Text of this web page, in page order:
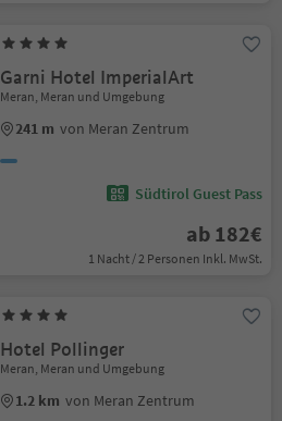
Garni Hotel ImperialArt
Meran, Meran und Umgebung
241 m von Meran Zentrum
Südtirol Guest Pass
ab 182€
1 Nacht / 2 Personen Inkl. MwSt.
Hotel Pollinger
Meran, Meran und Umgebung
1.2 km von Meran Zentrum